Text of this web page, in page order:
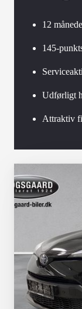
12
145-
Udførligt
Attraktiv